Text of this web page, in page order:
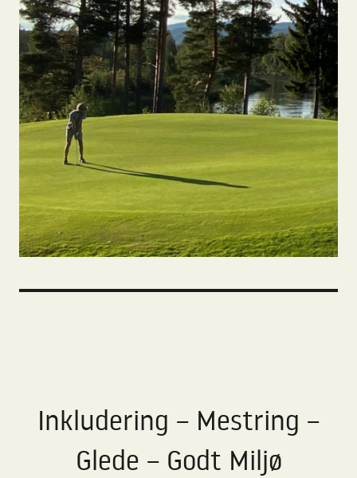
Inkludering – Mestring –
Glede – Godt Miljø